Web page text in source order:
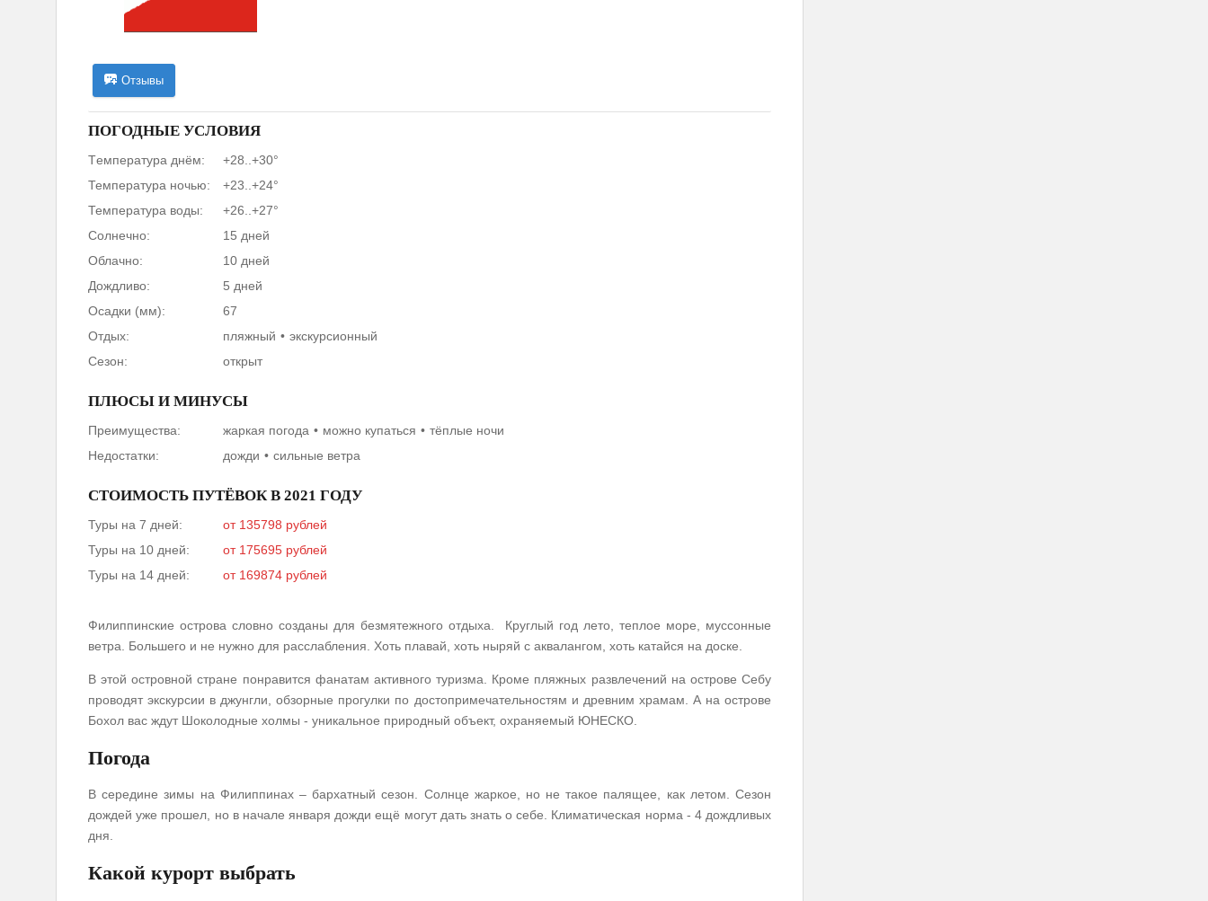
Отзывы
ПОГОДНЫЕ УСЛОВИЯ
Tемпература днём:
+28..+30°
Температура ночью:
+23..+24°
Температура воды:
+26..+27°
Солнечно:
15 дней
Облачно:
10 дней
Дождливо:
5 дней
Осадки (мм):
67
Отдых:
пляжный
экскурсионный
Сезон:
открыт
ПЛЮСЫ И МИНУСЫ
Преимущества: жаркая погода можно купаться
тёплые ночи
Недостатки:
дожди сильные ветра
СТОИМОСТЬ ПУТЁВОК В 2021 ГОДУ
Туры на 7 дней:
от 135798 рублей
Туры на 10 дней:
от 175695 рублей
Туры на 14 дней:
от 169874 рублей
Филиппинские острова словно созданы для безмятежного отдыха. Круглый год лето, теплое море, муссонные
ветра. Большего и не нужно для расслабления. Хоть плавай, хоть ныряй с аквалангом, хоть катайся на доске.
В этой островной стране понравится фанатам активного туризма. Кроме пляжных развлечений на острове Себу
проводят экскурсии в джунгли, обзорные прогулки по достопримечательностям и древним храмам. А на острове
Бохол вас ждут Шоколодные холмы - уникальное природный объект, охраняемый ЮНЕСКО.
Погода
В середине зимы на Филиппинах – бархатный сезон. Солнце жаркое, но не такое палящее, как летом. Сезон
дождей уже прошел, но в начале января дожди ещё могут дать знать о себе. Климатическая норма - 4 дождливых
дня.
Какой курорт выбрать